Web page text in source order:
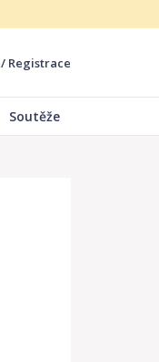
/ Registrace
Soutěže